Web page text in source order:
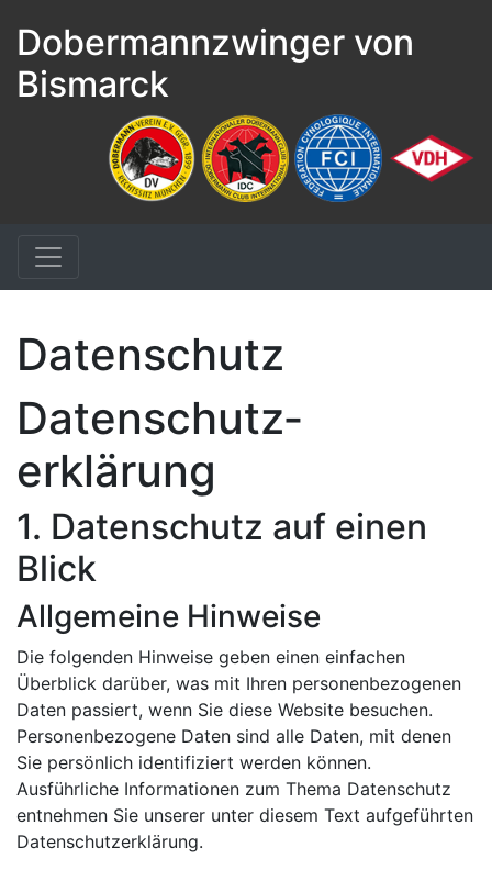
Dobermannzwinger von
Bismarck
Datenschutz
Datenschutz­
erklärung
1. Datenschutz auf einen
Blick
Allgemeine Hinweise
Die folgenden Hinweise geben einen einfachen
Überblick darüber, was mit Ihren personenbezogenen
Daten passiert, wenn Sie diese Website besuchen.
Personenbezogene Daten sind alle Daten, mit denen
Sie persönlich identifiziert werden können.
Ausführliche Informationen zum Thema Datenschutz
entnehmen Sie unserer unter diesem Text aufgeführten
Datenschutzerklärung.